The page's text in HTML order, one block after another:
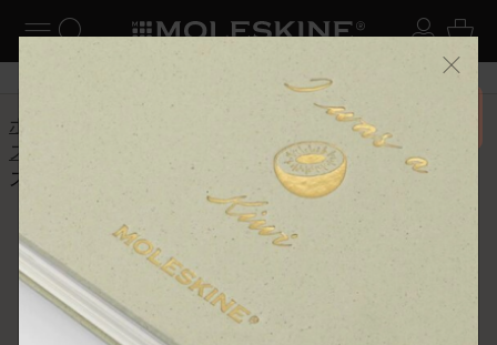
ナビゲーションの切替 ログ
検索 (キーワードなど) カ
6,500円以上のご購入で送料無料 メニ
ーを閉じる
ホーム
スマートライティングセット
スマートペンはどうやって初期化するのですか？
よくある質問に戻る
スマートペンはどうやって初期
化するのですか？